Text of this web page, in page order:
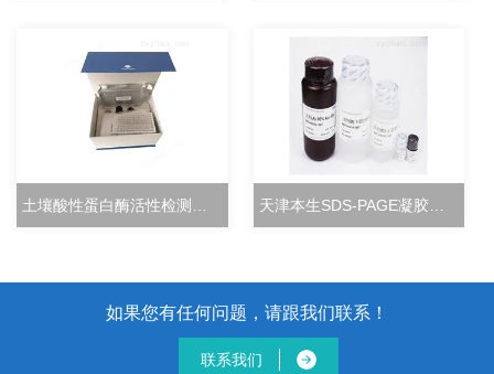
天津本生SDS-PAGE凝胶快速配制试剂盒
如果您有任何问题，请跟我们联系！
联系我们